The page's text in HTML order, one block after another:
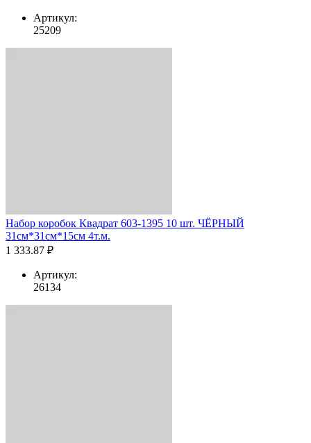
Артикул:
25209
Набор коробок Квадрат 603-1395 10 шт. ЧЁРНЫЙ
31см*31см*15см 4т.м.
1 333.87 ₽
Артикул:
26134